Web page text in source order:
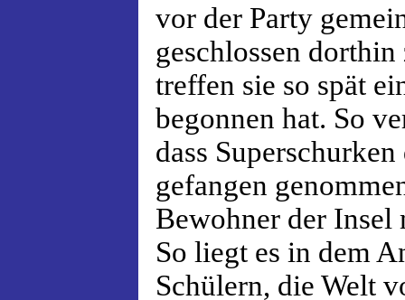
vor der Party
geschlossen
treffen sie so spät
begonnen hat. So
dass
gefangen
Bewohner der Insel
So liegt es in dem
Schülern, die Welt